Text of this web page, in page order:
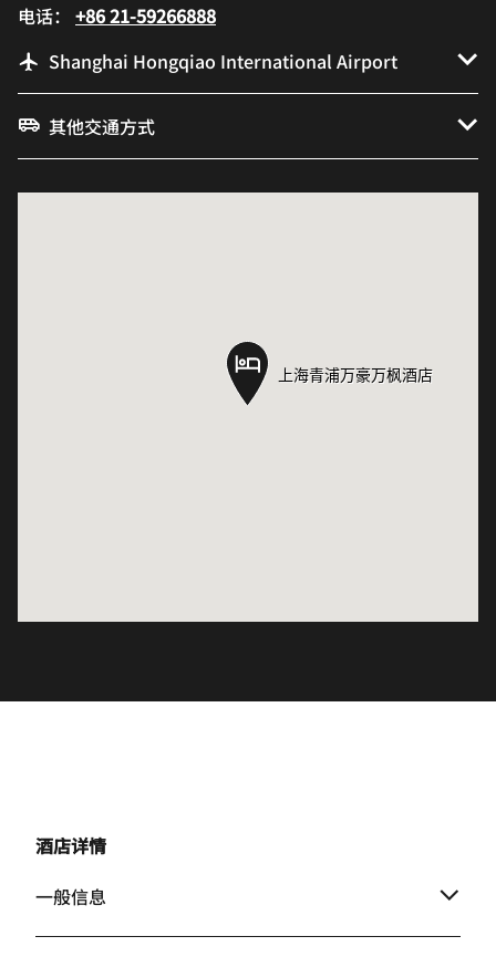
电话： +86 21-59266888
Shanghai Hongqiao International Airport
其他交通方式
上海青浦万豪万枫酒店
上海青浦万豪万枫酒店
酒店详情
一般信息